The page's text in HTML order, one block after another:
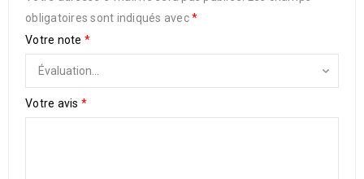
obligatoires sont indiqués avec*
Votre note *
Votre avis *